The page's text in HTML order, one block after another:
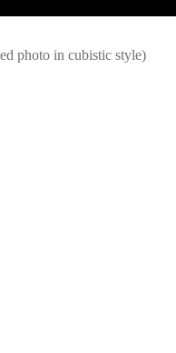
photo in cubistic style)